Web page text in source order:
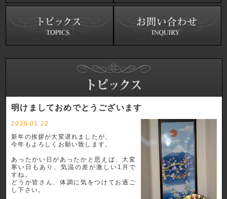
明けましておめでとうございます
2026.01.22
新年の挨拶が大変遅れましたが、
今年もよろしくお願い致します。
あったかい日があったかと思えば、大変
寒い日もあり、気温の差が激しい1月で
すね。
どうか皆さん、体調に気をつけてお過ご
し下さい。